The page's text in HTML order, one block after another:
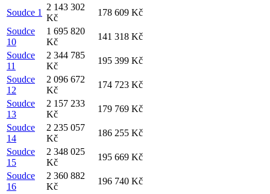
Soudce 1
2 143 302
Kč
178 609 Kč
Soudce
10
1 695 820
Kč
141 318 Kč
Soudce
11
2 344 785
Kč
195 399 Kč
Soudce
12
2 096 672
Kč
174 723 Kč
Soudce
13
2 157 233
Kč
179 769 Kč
Soudce
14
2 235 057
Kč
186 255 Kč
Soudce
15
2 348 025
Kč
195 669 Kč
Soudce
16
2 360 882
Kč
196 740 Kč